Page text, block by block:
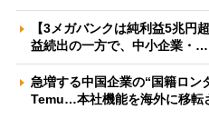
【3メガバンクは純利益5兆円
益続出の一方で、中小企業・…
急増する中国企業の“国籍ロ
Temu…本社機能を海外に移